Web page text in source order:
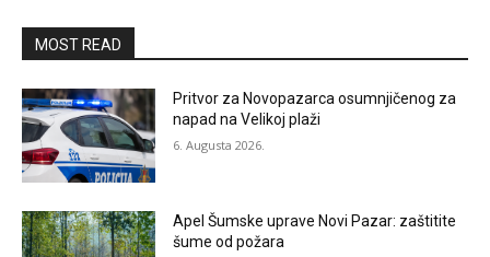
MOST READ
Pritvor za Novopazarca osumnjičenog za
napad na Velikoj plaži
6. Augusta 2026.
Apel Šumske uprave Novi Pazar: zaštitite
šume od požara